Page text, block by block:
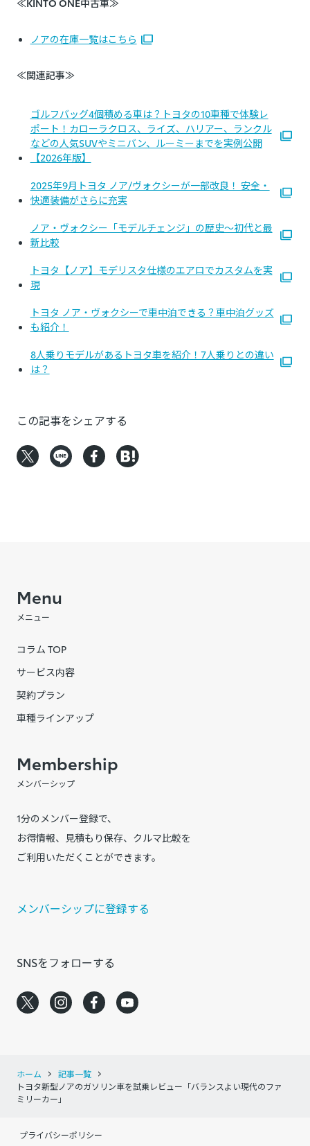
≪KINTO ONE中古車≫
ノアの在庫一覧はこちら
≪関連記事≫
ゴルフバッグ4個積める車は？トヨタの10車種で体験レ
ポート！カローラクロス、ライズ、ハリアー、ランクル
などの人気SUVやミニバン、ルーミーまでを実例公開
【2026年版】
2025年9月トヨタ ノア/ヴォクシーが一部改良！ 安全・
快適装備がさらに充実
ノア・ヴォクシー「モデルチェンジ」の歴史～初代と最
新比較
トヨタ【ノア】モデリスタ仕様のエアロでカスタムを実
現
トヨタ ノア・ヴォクシーで車中泊できる？車中泊グッズ
も紹介！
8人乗りモデルがあるトヨタ車を紹介！7人乗りとの違い
は？
この記事をシェアする
Menu
メニュー
コラム TOP
サービス内容
契約プラン
車種ラインアップ
Membership
メンバーシップ
1分のメンバー登録で、
お得情報、見積もり保存、クルマ比較を
ご利用いただくことができます。
メンバーシップに登録する
SNSをフォローする
ホーム
記事一覧
トヨタ新型ノアのガソリン車を試乗レビュー「バランスよい現代のファ
ミリーカー」
プライバシーポリシー